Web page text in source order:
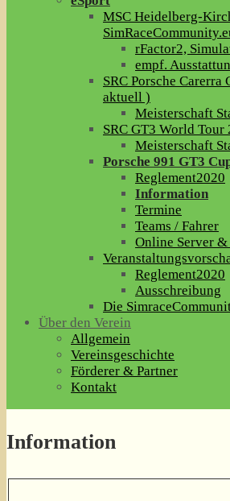
MSC Heidelberg-
rFactor2,
empf.
SRC Porsche
aktuell )
Meisterschaft
SRC GT3 World
Meisterschaft
Porsche 991 GT3
Reglement2020
Information
Termine
Teams / Fahrer
Online Server &
Reglement2020
Ausschreibung
Die
Über den Verein
Allgemein
Vereinsgeschichte
Förderer & Partner
Kontakt
Information